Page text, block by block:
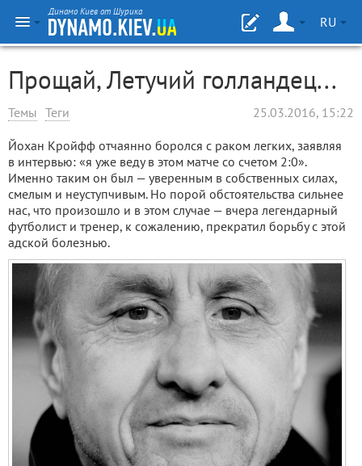
Динамо Киев от Шурика
RU
Прощай, Летучий голландец...
Темы Теги 25.03.2016, 15:22
Йохан Кройфф отчаянно боролся с раком легких, заявляя
в интервью: «я уже веду в этом матче со счетом 2:0».
Именно таким он был — уверенным в собственных силах,
смелым и неуступчивым. Но порой обстоятельства сильнее
нас, что произошло и в этом случае — вчера легендарный
футболист и тренер, к сожалению, прекратил борьбу с этой
адской болезнью.